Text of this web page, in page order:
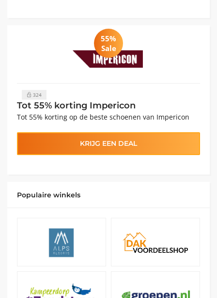
55%
Sale
324
Tot 55% korting Impericon
Tot 55% korting op de beste schoenen van Impericon
KRIJG EEN DEAL
Populaire winkels